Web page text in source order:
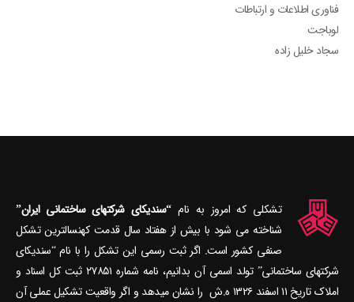
فناوری اطلاعات و ارتباطات
لوباجت
سجاد خلیل زاده
تشکلی که امروز به نام“سندیکای شرکتهای ساختمانی ایران”
شناخته می‎ شود با بیش از هفتاد سال قدمت کهنسال‎ترین تشکل
صنفی کشور است. اگر ثبت رسمی این تشکل را با نام “سندیکای
شرکتهای ساختمانی” تولد اسمی آن بدانیم، نامه شماره ۲۷۸۵۱ ثبت کل اسناد و
املاک تاریخ ۱۱ اسفند ۱۳۲۶ ه.ش را نشان می‎دهد و اگر واقعیت تشکیل عملی آن